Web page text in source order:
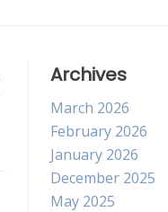
Archives
March 2026
February 2026
January 2026
December 2025
May 2025